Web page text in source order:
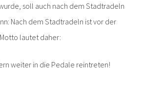
soll auch nach dem Stadtradeln
Nach dem Stadtradeln ist vor der
lautet daher:
weiter in die Pedale reintreten!